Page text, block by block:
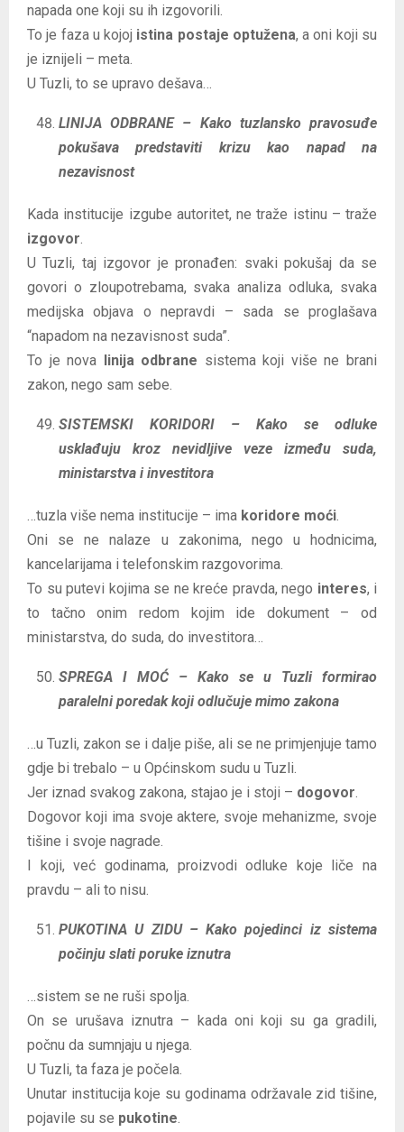
napada one koji su ih izgovorili.
To je faza u kojoj istina postaje optužena, a oni koji su
je iznijeli – meta.
U Tuzli, to se upravo dešava…
LINIJA ODBRANE – Kako tuzlansko pravosuđe
pokušava predstaviti krizu kao napad na
nezavisnost
Kada institucije izgube autoritet, ne traže istinu – traže
izgovor
U Tuzli, taj izgovor je pronađen: svaki pokušaj da se
govori o zloupotrebama, svaka analiza odluka, svaka
medijska objava o nepravdi – sada se proglašava
“napadom na nezavisnost suda”.
To je nova linija odbrane sistema koji više ne brani
zakon, nego sam sebe.
SISTEMSKI KORIDORI – Kako se odluke
usklađuju kroz nevidljive veze između suda,
ministarstva i investitora
…tuzla više nema institucije – ima koridore moći
Oni se ne nalaze u zakonima, nego u hodnicima,
kancelarijama i telefonskim razgovorima.
To su putevi kojima se ne kreće pravda, nego interes, i
to tačno onim redom kojim ide dokument – od
ministarstva, do suda, do investitora…
SPREGA I MOĆ – Kako se u Tuzli formirao
paralelni poredak koji odlučuje mimo zakona
…u Tuzli, zakon se i dalje piše, ali se ne primjenjuje tamo
gdje bi trebalo – u Općinskom sudu u Tuzli.
Jer iznad svakog zakona, stajao je i stoji – dogovor
Dogovor koji ima svoje aktere, svoje mehanizme, svoje
tišine i svoje nagrade.
I koji, već godinama, proizvodi odluke koje liče na
pravdu – ali to nisu.
PUKOTINA U ZIDU – Kako pojedinci iz sistema
počinju slati poruke iznutra
…sistem se ne ruši spolja.
On se urušava iznutra – kada oni koji su ga gradili,
počnu da sumnjaju u njega.
U Tuzli, ta faza je počela.
Unutar institucija koje su godinama održavale zid tišine,
pojavile su se pukotine